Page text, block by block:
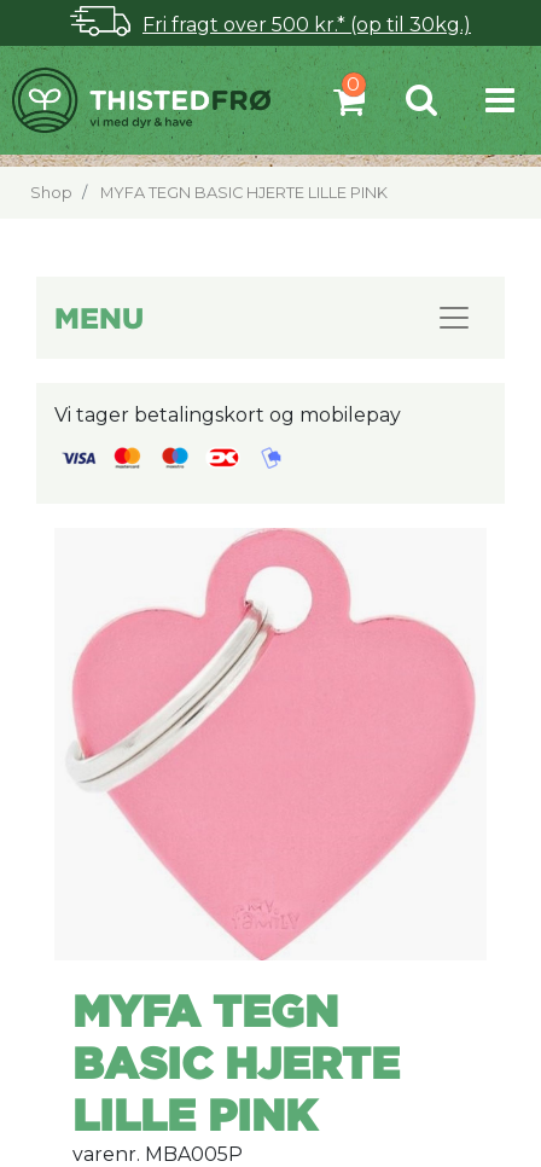
Fri fragt over 500 kr.* (op til 30kg.)
Shop MYFA TEGN BASIC HJERTE LILLE PINK
MENU
Vi tager betalingskort og mobilepay
MYFA TEGN
BASIC HJERTE
LILLE PINK
varenr. MBA005P